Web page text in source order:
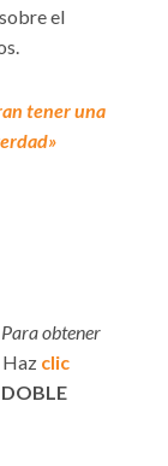
el
tener una
Para obtener
Haz clic
DOBLE